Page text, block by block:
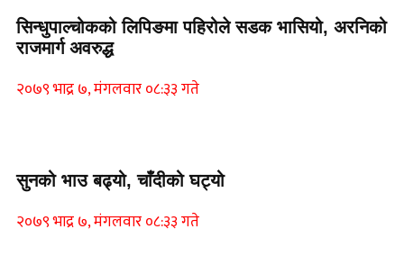
सिन्धुपाल्चोकको लिपिङमा पहिरोले सडक भासियो, अरनिको
राजमार्ग अवरुद्ध
२०७९ भाद्र ७, मंगलवार ०८:३३ गते
सुनको भाउ बढ्यो, चाँदीको घट्यो
२०७९ भाद्र ७, मंगलवार ०८:३३ गते